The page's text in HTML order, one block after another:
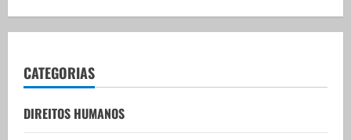
CATEGORIAS
DIREITOS HUMANOS